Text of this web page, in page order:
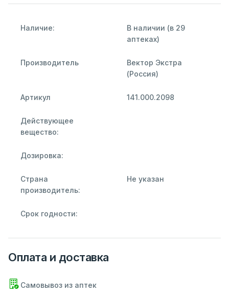
Наличие:
В наличии (в 29
аптеках)
Производитель
Вектор Экстра
(Россия)
Артикул 141.000.2098
Действующее
вещество:
Дозировка:
Страна
производитель:
Не указан
Срок годности:
Оплата и доставка
Самовывоз из аптек